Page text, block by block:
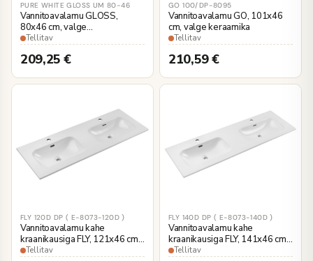
PURE WHITE GLOSS UM 80-46
Vannitoavalamu GLOSS,
80x46 cm, valge
polümeerbetoon
Tellitav
209,25€
GO 100/DP-8095
Vannitoavalamu GO, 101x46
cm, valge keraamika
Tellitav
210,59€
FLY 120D DP ( E-8073-120D )
Vannitoavalamu kahe
kraanikausiga FLY, 121x46 cm,
valge keraamika
Tellitav
FLY 140D DP ( E-8073-140D )
Vannitoavalamu kahe
kraanikausiga FLY, 141x46 cm,
valge keraamika
Tellitav